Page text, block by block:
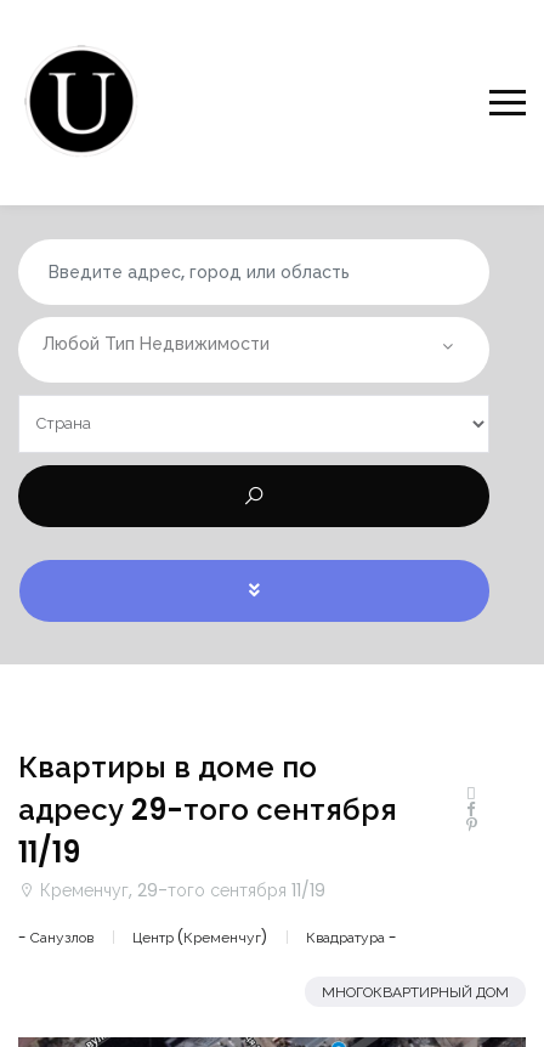
Любой Тип Недвижимости
Квартиры в доме по
адресу 29-того сентября
11/19
Кременчуг, 29-того сентября 11/19
- Санузлов Центр (Кременчуг) Квадратура -
МНОГОКВАРТИРНЫЙ ДОМ